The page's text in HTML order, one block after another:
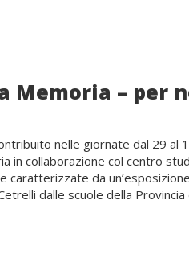
Memoria – per
nelle giornate dal 29
in collaborazione col centro
caratterizzate da
dalle scuole della